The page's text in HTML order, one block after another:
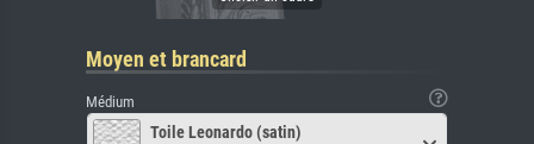
Moyen et brancard
Médium
Toile Leonardo (satin)